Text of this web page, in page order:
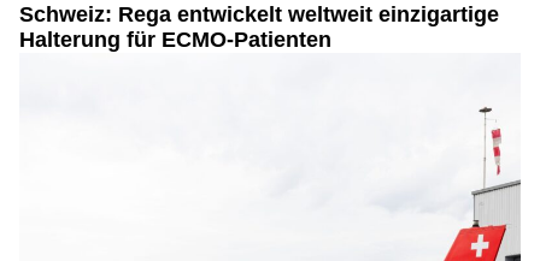
Schweiz: Rega entwickelt weltweit einzigartige
Halterung für ECMO-Patienten